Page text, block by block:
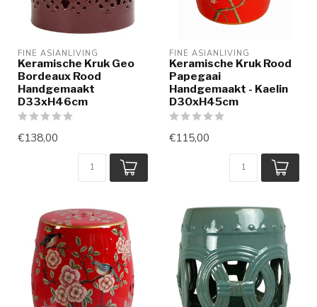
FINE ASIANLIVING
Keramische Kruk Geo
Bordeaux Rood
Handgemaakt
D33xH46cm
€138,00
FINE ASIANLIVING
Keramische Kruk Rood
Papegaai
Handgemaakt - Kaelin
D30xH45cm
€115,00